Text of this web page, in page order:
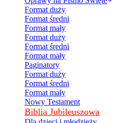
Format duży
Format średni
Format mały
Format duży
Format średni
Format mały
Paginatory
Format duży
Format średni
Format mały
Nowy Testament
Biblia Jubileuszowa